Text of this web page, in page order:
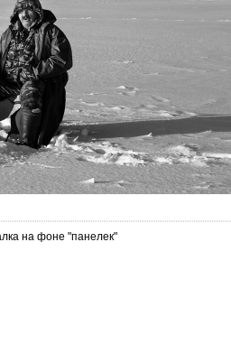
на фоне "панелек"